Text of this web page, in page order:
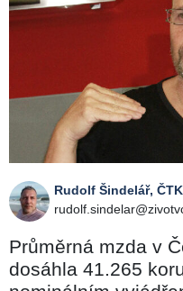
Rudolf Šindelář, ČTK
Průměrná mzda v
dosáhla 41.265